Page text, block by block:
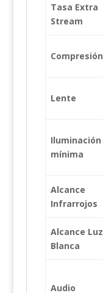
Tasa Extra
Stream
Compresión
Lente
Iluminación
mínima
Alcance
Infrarrojos
Alcance Luz
Blanca
Audio